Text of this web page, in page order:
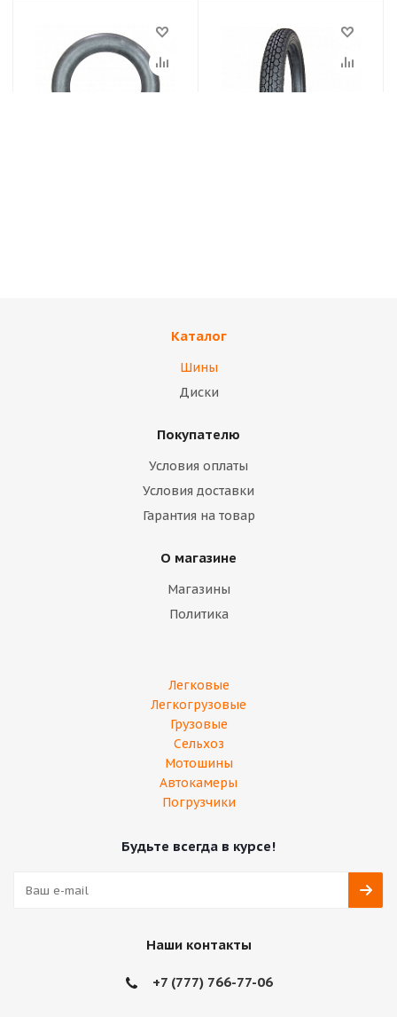
Каталог
Шины
Диски
Покупателю
Условия оплаты
Условия доставки
Гарантия на товар
О магазине
Магазины
Политика
Легковые
Легкогрузовые
Грузовые
Сельхоз
Мотошины
Автокамеры
Погрузчики
Будьте всегда в курсе!
Наши контакты
+7 (777) 766-77-06